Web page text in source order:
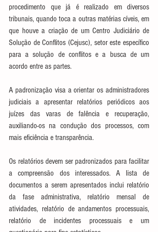
procedimento que já é realizado em diversos
tribunais, quando toca a outras matérias cíveis, em
que houve a criação de um Centro Judiciário de
Solução de Conflitos (Cejusc), setor este específico
para a solução de conflitos e a busca de um
acordo entre as partes.
A padronização visa a orientar os administradores
judiciais a apresentar relatórios periódicos aos
juízes das varas de falência e recuperação,
auxiliando-os na condução dos processos, com
mais eficiência e transparência.
Os relatórios devem ser padronizados para facilitar
a compreensão dos interessados. A lista de
documentos a serem apresentados inclui relatório
da fase administrativa, relatório mensal de
atividades, relatório de andamentos processuais,
relatório de incidentes processuais e um